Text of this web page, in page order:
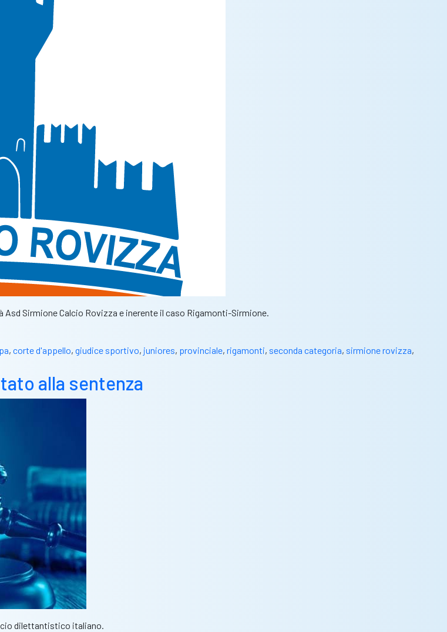
Sirmione Calcio Rovizza e inerente il caso Rigamonti-Sirmione.
, corte d'appello, giudice sportivo, juniores, provinciale, rigamonti, seconda categoria, sirmione rovizza,
alla sentenza
dilettantistico italiano.